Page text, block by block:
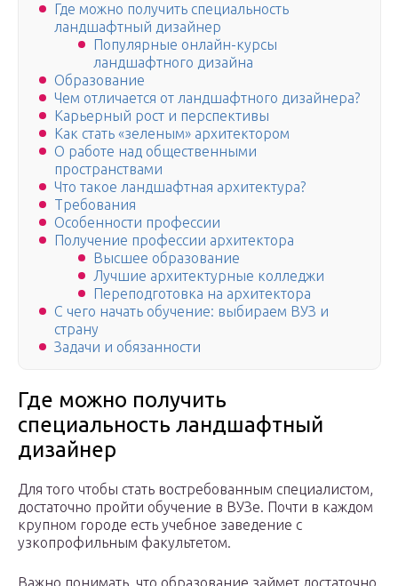
Где можно получить специальность
ландшафтный дизайнер
Популярные онлайн-курсы
ландшафтного дизайна
Образование
Чем отличается от ландшафтного дизайнера?
Карьерный рост и перспективы
Как стать «зеленым» архитектором
О работе над общественными
пространствами
Что такое ландшафтная архитектура?
Требования
Особенности профессии
Получение профессии архитектора
Высшее образование
Лучшие архитектурные колледжи
Переподготовка на архитектора
С чего начать обучение: выбираем ВУЗ и
страну
Задачи и обязанности
Где можно получить
специальность ландшафтный
дизайнер
Для того чтобы стать востребованным специалистом,
достаточно пройти обучение в ВУЗе. Почти в каждом
крупном городе есть учебное заведение с
узкопрофильным факультетом.
Важно понимать, что образование займет достаточно